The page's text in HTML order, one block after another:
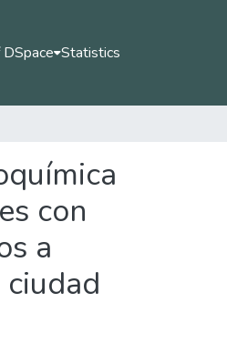
Statistics
con
a